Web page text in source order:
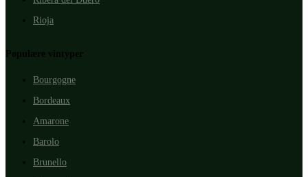
Rioja
Populære vintyper
Bourgogne
Bordeaux
Amarone
Barolo
Brunello